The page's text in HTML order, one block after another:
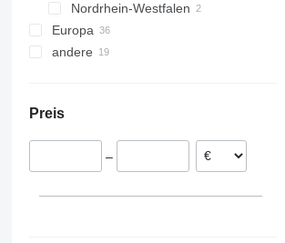
Wildeshausen
Oldenburg
Calbe
Domnitz
Nordrhein-Westfalen
Münster
Europa
Rumänien
Slowakei
Bulgarien
andere
Preis
–